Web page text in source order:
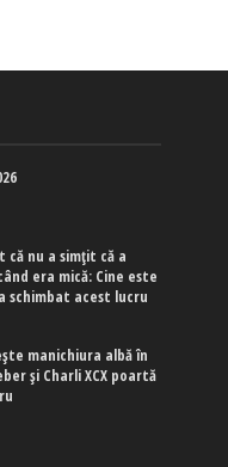
că nu a simțit că a
era mică: Cine este
schimbat acest lucru
manichiura albă în
și Charli XCX poartă